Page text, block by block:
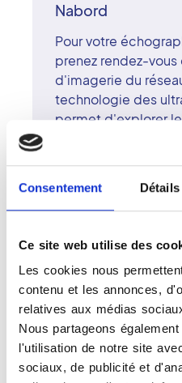
Consentement Détails
Ce site web utilise des
Les cookies nous
contenu et les annonces,
relatives aux médias
Nous partageons
l'utilisation de notre site
sociaux, de publicité et
Nabord
Pour votre
prenez rendez-vous
d'imagerie du
technologie des
permet d'explorer
les tissus ou les
elle joue un rôle clé
bilans médicaux.
centre de Saint-
l'interprétation
Le réseau Vidi met
au service du
Nabord, chaque
accompagnement
bienveillant et
fiable et serein.